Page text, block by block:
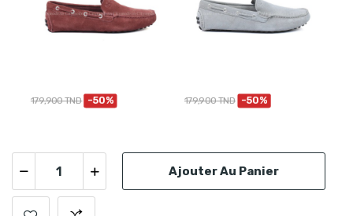
179,900 TND -50% 179,900 TND -50%
Ajouter Au Panier